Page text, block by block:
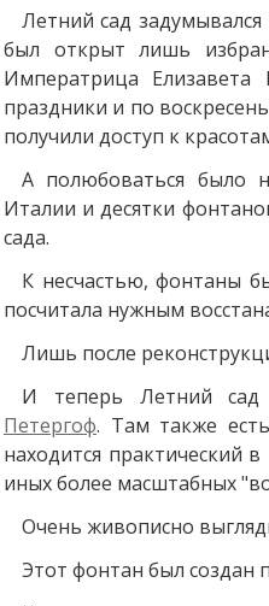
Летний сад
был открыт лишь
Императрица Елизавета
праздники и по
получили доступ к
А полюбоваться было
Италии и десятки
сада.
К несчастью, фонтаны
посчитала нужным
Лишь после
И теперь Летний сад
Петергоф. Там также
находится практический
иных более масштабных
Очень живописно
Этот фонтан был создан